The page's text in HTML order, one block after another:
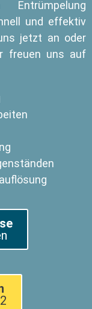
und effektiv
jetzt an oder
freuen uns auf